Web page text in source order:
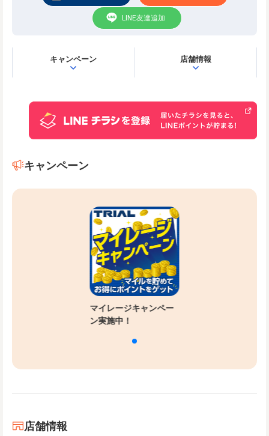
LINE友達追加
キャンペーン 店舗情報
キャンペーン
マイレージキャンペー
ン実施中！
店舗情報